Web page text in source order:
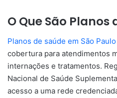
O Que São Planos
Planos de saúde em São Paulo
cobertura para atendimentos
internações e tratamentos.
Nacional de Saúde
acesso a uma rede